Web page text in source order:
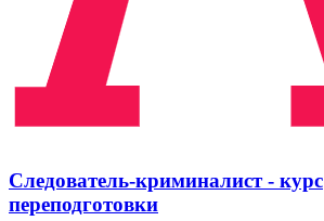
Следователь-криминалист - курс
переподготовки